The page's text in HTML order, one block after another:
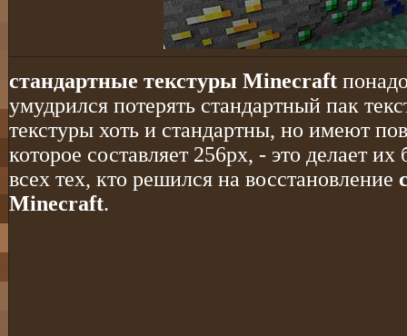
стандартные текстуры Minecraft
умудрился потерять стандартный пак
текстуры хоть и стандартны, но имеют
которое составляет 256px, - это делает
всех тех, кто решился на восстановление
Minecraft.